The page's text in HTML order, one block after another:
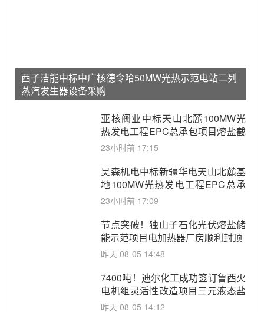
西子洁能中标中广核德令哈50MW光热示范电站二列
蒸汽发生器设备采购
亚核阀业中标天山北麓100MW光
热发电工程EPC总承包项目熔盐截
止阀、熔盐三偏心蝶阀采购
23小时前 17:15
昊森机电中标新疆华电天山北麓基
地100MW光热发电工程EPC总承
包项目熔盐介质超声波流量计采购
23小时前 17:09
节点突破！独山子石化光伏熔盐储
能示范项目电加热器厂房顺利封顶
昨天 08-05 14:48
7400吨！迪尔化工成功签订鲁西火
电机组灵活性改造项目三元液态盐
采购合同
昨天 08-05 14:12